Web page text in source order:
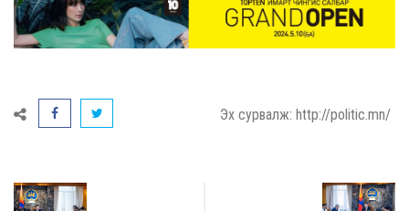
Эх сурвалж: http://politic.mn/